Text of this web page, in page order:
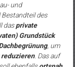
und
des
dasprivate
Grundstück
, um
reduzieren. Das auf